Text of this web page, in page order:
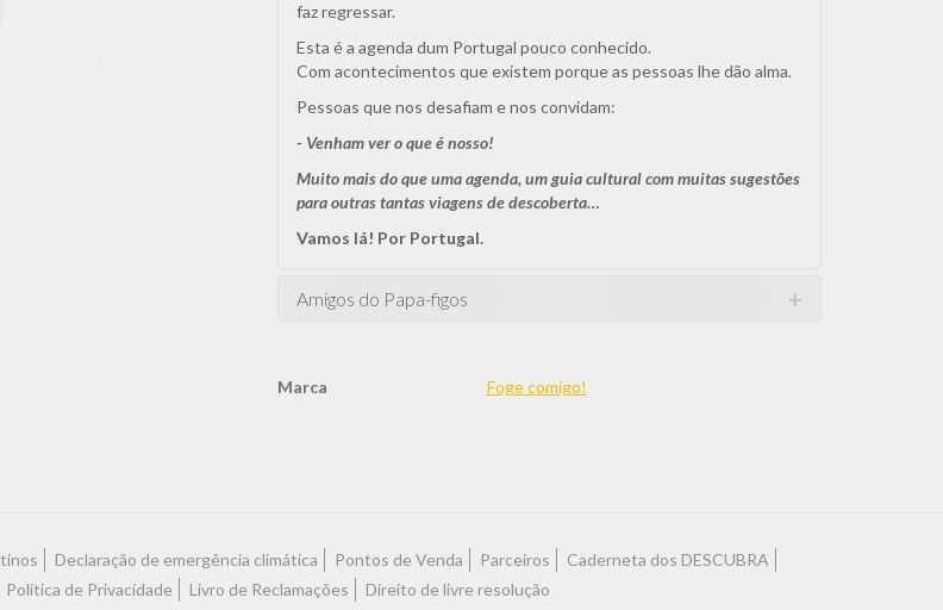
faz regressar.
Esta é a agenda dum Portugal pouco conhecido.
Com acontecimentos que existem porque as pessoas lhe dão alma.
Pessoas que nos desafiam e nos convidam:
- Venham ver o que é nosso!
Muito mais do que uma agenda, um guia cultural com muitas sugestões
para outras tantas viagens de descoberta…
Vamos lá! Por Portugal.
Amigos do Papa-figos
Marca
Foge comigo!
Declaração de emergência climática Pontos de Venda Parceiros
Caderneta dos DESCUBRA
Política de Privacidade Livro de Reclamações Direito de livre resolução